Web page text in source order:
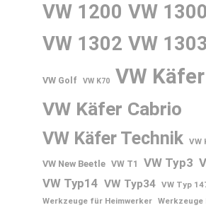
VW 1200 VW 1300
VW 1302 VW 1303
VW Golf VW K70 VW Käfer
VW Käfer Cabrio
VW Käfer Technik VW
VW New Beetle VW T1 VW Typ3
VW Typ14 VW Typ34 VW Typ
Werkzeuge für Heimwerker Werkzeuge